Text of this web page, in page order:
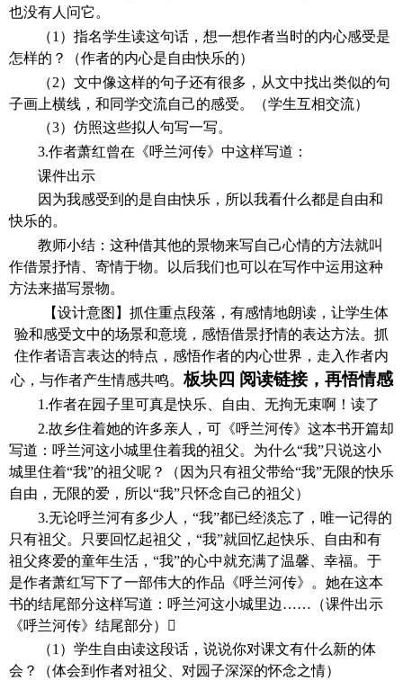
也没有人问它。
（1）指名学生读这句话，想一想作者当时的内心感受是
怎样的？（作者的内心是自由快乐的）
（2）文中像这样的句子还有很多，从文中找出类似的句
子画上横线，和同学交流自己的感受。（学生互相交流）
（3）仿照这些拟人句写一写。
3.作者萧红曾在《呼兰河传》中这样写道：
课件出示
因为我感受到的是自由快乐，所以我看什么都是自由和
快乐的。
教师小结：这种借其他的景物来写自己心情的方法就叫
作借景抒情、寄情于物。以后我们也可以在写作中运用这种
方法来描写景物。
【设计意图】 抓住重点段落，有感情地朗读，让学生体
验和感受文中的场景和意境，感悟借景抒情的表达方法。抓
住作者语言表达的特点，感悟作者的内心世界，走入作者内
心，与作者产生情感共鸣。板块四 阅读链接，再悟情感
1.作者在园子里可真是快乐、自由、无拘无束啊！读了
2.故乡住着她的许多亲人，可《呼兰河传》这本书开篇却
写道：呼兰河这小城里住着我的祖父。为什么“我”只说这小
城里住着“我”的祖父呢？（因为只有祖父带给“我”无限的快乐
自由，无限的爱，所以“我”只怀念自己的祖父）
3.无论呼兰河有多少人，“我”都已经淡忘了，唯一记得的
只有祖父。只要回忆起祖父，“我”就回忆起快乐、自由和有
祖父疼爱的童年生活，“我”的心中就充满了温馨、幸福。于
是作者萧红写下了一部伟大的作品《呼兰河传》。她在这本
书的结尾部分这样写道：呼兰河这小城里边……（课件出示
《呼兰河传》结尾部分）
（1）学生自由读这段话，说说你对课文有什么新的体
会？（体会到作者对祖父、对园子深深的怀念之情）